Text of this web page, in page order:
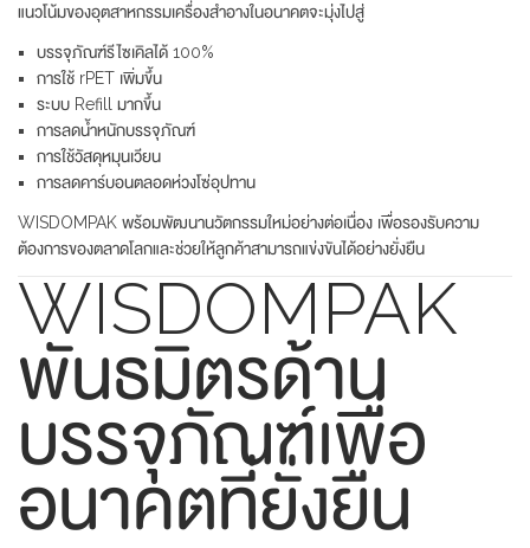
แนวโน้มของอุตสาหกรรมเครื่องสำอางในอนาคตจะมุ่งไปสู่
บรรจุภัณฑ์รีไซเคิลได้ 100%
การใช้ rPET เพิ่มขึ้น
ระบบ Refill มากขึ้น
การลดน้ำหนักบรรจุภัณฑ์
การใช้วัสดุหมุนเวียน
การลดคาร์บอนตลอดห่วงโซ่อุปทาน
WISDOMPAK พร้อมพัฒนานวัตกรรมใหม่อย่างต่อเนื่อง เพื่อรองรับความ
ต้องการของตลาดโลกและช่วยให้ลูกค้าสามารถแข่งขันได้อย่างยั่งยืน
WISDOMPAK
พันธมิตรด้าน
บรรจุภัณฑ์เพื่อ
อนาคตที่ยั่งยืน